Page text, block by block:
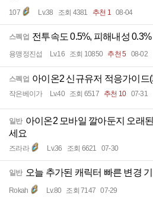
107 Lv.38 조회 4381 추천 1 08-04
스펙업 전투속도 0.5%, 피해내성 0.3%
용맹정진섭 Lv.16 조회 10850 추천 5 08-02
스펙업 아이온2 신규유저 적응가이드
작은베이가 Lv.40 조회 6517 추천 10 07-31
일반 아이온2 모바일 깔아둔지 오래
세요
즈라라 Lv.36 조회 6621 07-30
일반 오늘 추가된 캐릭터 빠른 변경
Rokah Lv.80 조회 7147 07-29